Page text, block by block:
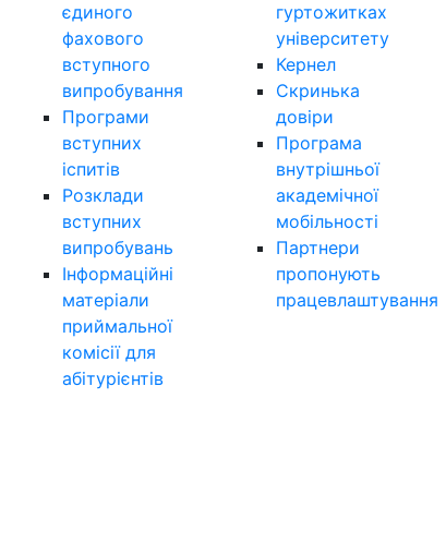
єдиного
фахового
вступного
випробування
Програми
вступних
іспитів
Розклади
вступних
випробувань
Інформаційні
матеріали
приймальної
комісії для
абітурієнтів
гуртожитках
університету
Кернел
Скринька
довіри
Програма
внутрішньої
академічної
мобільності
Партнери
пропонують
працевлаштування